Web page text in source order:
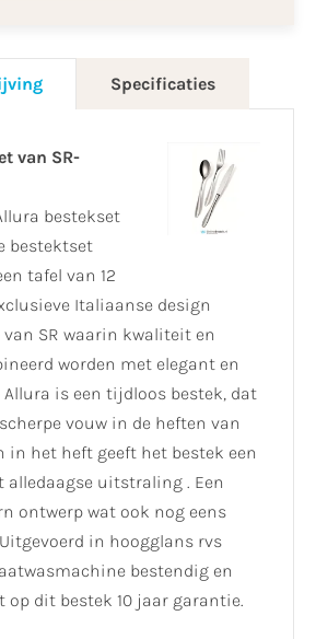
Specificaties
van SR-
bestekset
bestektset
tafel van 12
Italiaanse design
SR waarin kwaliteit en
worden met elegant en
is een tijdloos bestek, dat
vouw in de heften van
in het heft geeft het bestek een
alledaagse uitstraling . Een
ontwerp wat ook nog eens
in hoogglans rvs
bestendig en
op dit bestek 10 jaar garantie.